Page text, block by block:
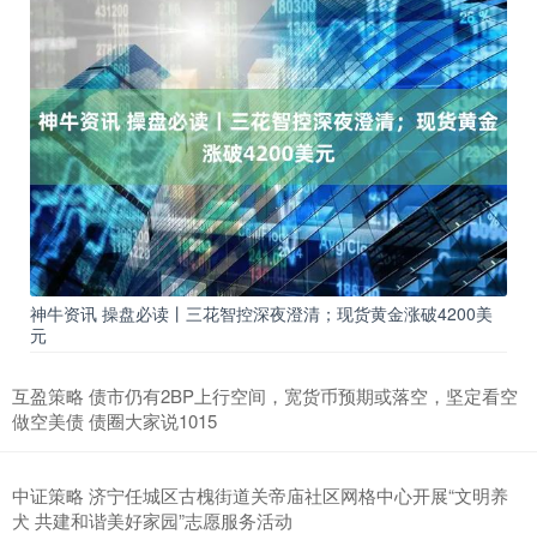
神牛资讯 操盘必读丨三花智控深夜澄清；现货黄金涨破4200美
元
互盈策略 债市仍有2BP上行空间，宽货币预期或落空，坚定看空
做空美债 债圈大家说1015
中证策略 济宁任城区古槐街道关帝庙社区网格中心开展“文明养
犬 共建和谐美好家园”志愿服务活动